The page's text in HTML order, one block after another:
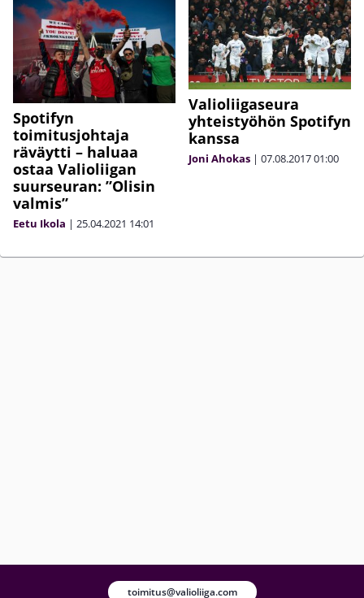
Spotifyn
toimitusjohtaja
räväytti – haluaa
ostaa Valioliigan
suurseuran: ”Olisin
valmis”
Eetu Ikola | 25.04.2021 14:01
Valioliigaseura
yhteistyöhön Spotifyn
kanssa
Joni Ahokas | 07.08.201701:00
toimitus@valioliiga.com